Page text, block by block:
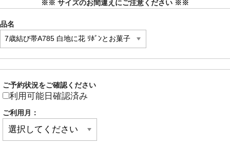
※※ サイズのお間違えにご注意ください ※※
品名
ご予約状況をご確認ください
利用可能日確認済み
ご利用月：